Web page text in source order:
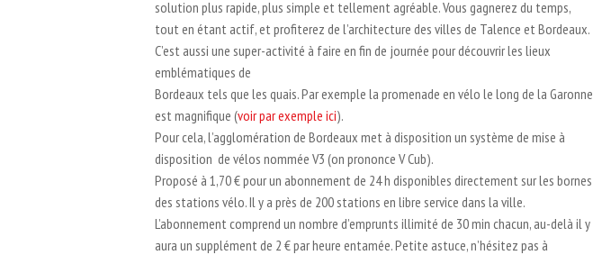
solution plus rapide, plus simple et tellement agréable. Vous gagnerez du temps,
tout en étant actif, et profiterez de l’architecture des villes de Talence et Bordeaux.
C’est aussi une super-activité à faire en fin de journée pour découvrir les lieux
emblématiques de
Bordeaux tels que les quais. Par exemple la promenade en vélo le long de la Garonne
est magnifique (voir par exemple ici).
Pour cela, l’agglomération de Bordeaux met à disposition un système de mise à
disposition de vélos nommée V3 (on prononce V Cub).
Proposé à 1,70 € pour un abonnement de 24 h disponibles directement sur les bornes
des stations vélo. Il y a près de 200 stations en libre service dans la ville.
L’abonnement comprend un nombre d’emprunts illimité de 30 min chacun, au-delà il y
aura un supplément de 2 € par heure entamée. Petite astuce, n’hésitez pas à